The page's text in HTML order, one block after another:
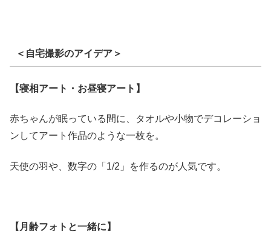
＜自宅撮影のアイデア＞
【寝相アート・お昼寝アート】
赤ちゃんが眠っている間に、タオルや小物でデコレーショ
ンしてアート作品のような一枚を。
天使の羽や、数字の「1/2」を作るのが人気です。
【月齢フォトと一緒に】